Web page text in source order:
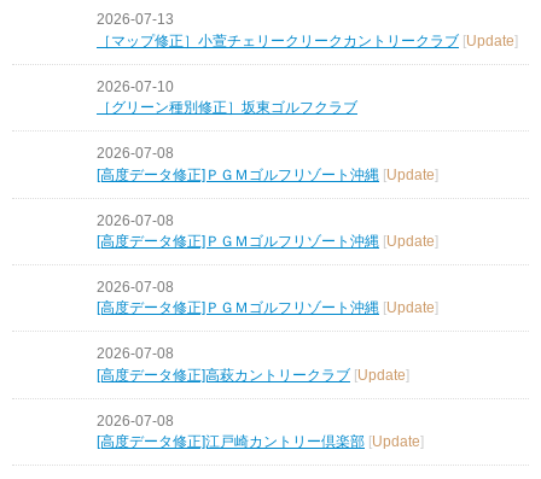
2026-07-13
［マップ修正］小萱チェリークリークカントリークラブ [Update]
2026-07-10
［グリーン種別修正］坂東ゴルフクラブ
2026-07-08
[高度データ修正]ＰＧＭゴルフリゾート沖縄 [Update]
2026-07-08
[高度データ修正]ＰＧＭゴルフリゾート沖縄 [Update]
2026-07-08
[高度データ修正]ＰＧＭゴルフリゾート沖縄 Update
2026-07-08
[高度データ修正]高萩カントリークラブ [Update]
2026-07-08
[高度データ修正]江戸崎カントリー倶楽部 Update